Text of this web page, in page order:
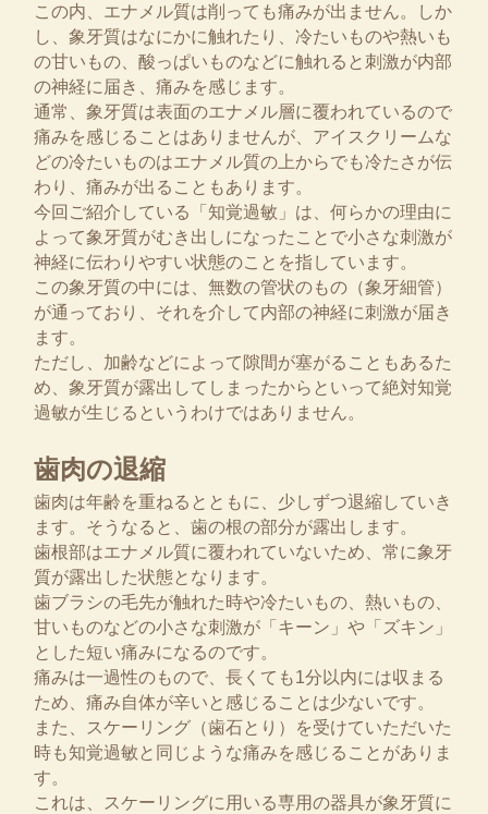
この内、エナメル質は削っても痛みが出ません。しか
し、象牙質はなにかに触れたり、冷たいものや熱いも
の甘いもの、酸っぱいものなどに触れると刺激が内部
の神経に届き、痛みを感じます。
通常、象牙質は表面のエナメル層に覆われているので
痛みを感じることはありませんが、アイスクリームな
どの冷たいものはエナメル質の上からでも冷たさが伝
わり、痛みが出ることもあります。
今回ご紹介している「知覚過敏」は、何らかの理由に
よって象牙質がむき出しになったことで小さな刺激が
神経に伝わりやすい状態のことを指しています。
この象牙質の中には、無数の管状のもの（象牙細管）
が通っており、それを介して内部の神経に刺激が届き
ます。
ただし、加齢などによって隙間が塞がることもあるた
め、象牙質が露出してしまったからといって絶対知覚
過敏が生じるというわけではありません。
歯肉の退縮
歯肉は年齢を重ねるとともに、少しずつ退縮していき
ます。そうなると、歯の根の部分が露出します。
歯根部はエナメル質に覆われていないため、常に象牙
質が露出した状態となります。
歯ブラシの毛先が触れた時や冷たいもの、熱いもの、
甘いものなどの小さな刺激が「キーン」や「ズキン」
とした短い痛みになるのです。
痛みは一過性のもので、長くても1分以内には収まる
ため、痛み自体が辛いと感じることは少ないです。
また、スケーリング（歯石とり）を受けていただいた
時も知覚過敏と同じような痛みを感じることがありま
す。
これは、スケーリングに用いる専用の器具が象牙質に